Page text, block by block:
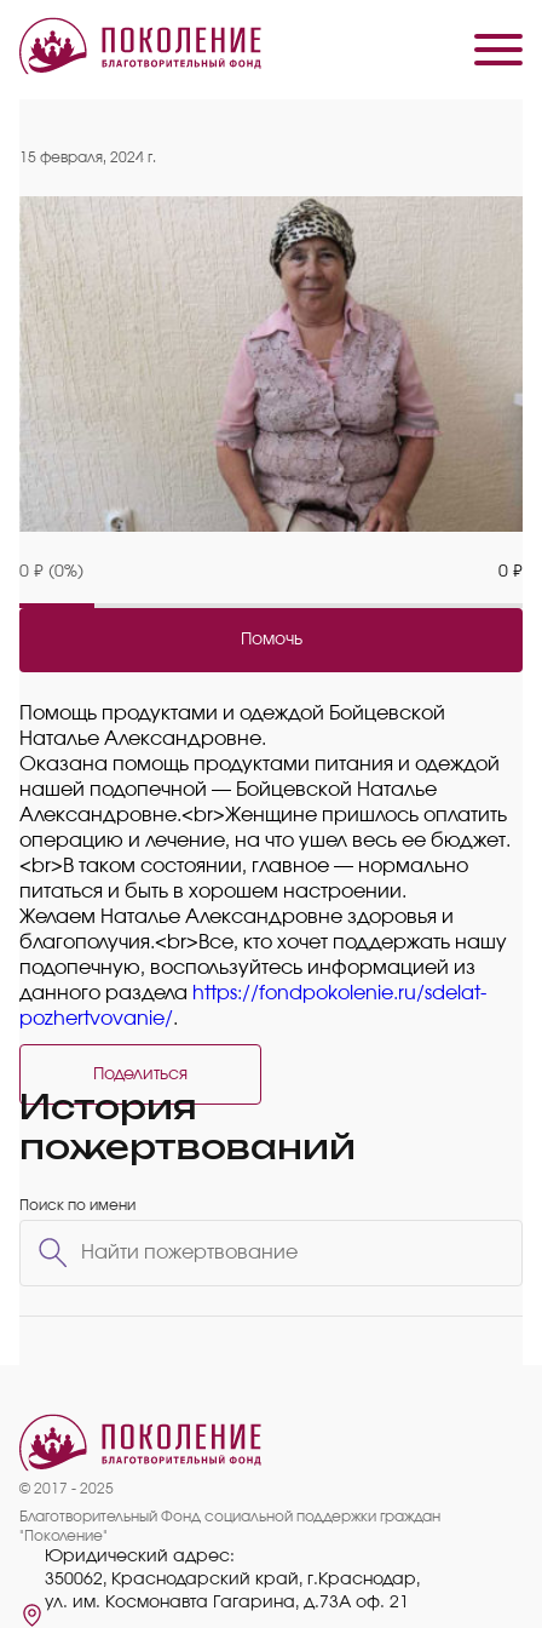
15 февраля, 2024 г.
0 ₽ (0%) 0 ₽
Помочь
Помощь продуктами и одеждой Бойцевской
Наталье Александровне.
Оказана помощь продуктами питания и одеждой
нашей подопечной — Бойцевской Наталье
Александровне.<br>Женщине пришлось оплатить
операцию и лечение, на что ушел весь ее бюджет.
<br>В таком состоянии, главное — нормально
питаться и быть в хорошем настроении.
Желаем Наталье Александровне здоровья и
благополучия.<br>Все, кто хочет поддержать нашу
подопечную, воспользуйтесь информацией из
данного раздела https://fondpokolenie.ru/sdelat-
pozhertvovanie/.
Поделиться
История
пожертвований
Поиск по имени
© 2017 - 2025
Благотворительный Фонд социальной поддержки граждан
"Поколение"
Юридический адрес:
350062, Краснодарский край, г.Краснодар,
ул. им. Космонавта Гагарина, д.73А оф. 21